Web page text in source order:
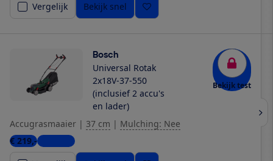
Vergelijk
Bekijk snel
Bosch
Universal Rotak
2x18V-37-550
(inclusief 2 accu's
en lader)
Bekijk test
Accugrasmaaier | 37 cm | Mulching: Nee
€ 219,-5 winkels